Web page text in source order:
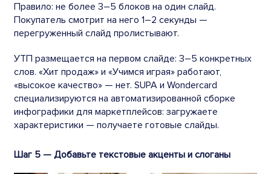
Правило: не более 3–5 блоков на один слайд.
Покупатель смотрит на него 1–2 секунды —
перегруженный слайд пролистывают.
УТП размещается на первом слайде: 3–5 конкретных
слов. «Хит продаж» и «Учимся играя» работают,
«высокое качество» — нет. SUPA и Wondercard
специализируются на автоматизированной сборке
инфографики для маркетплейсов: загружаете
характеристики — получаете готовые слайды.
Шаг 5 — Добавьте текстовые акценты и слоганы